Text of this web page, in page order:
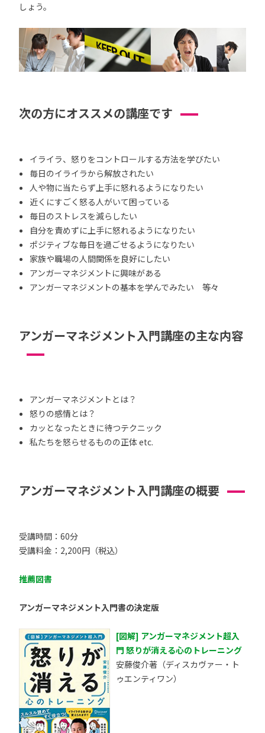
しょう。
次の方にオススメの講座です
イライラ、怒りをコントロールする方法を学びたい
毎日のイライラから解放されたい
人や物に当たらず上手に怒れるようになりたい
近くにすごく怒る人がいて困っている
毎日のストレスを減らしたい
自分を責めずに上手に怒れるようになりたい
ポジティブな毎日を過ごせるようになりたい
家族や職場の人間関係を良好にしたい
アンガーマネジメントに興味がある
アンガーマネジメントの基本を学んでみたい 等々
アンガーマネジメント入門講座の主な内容
アンガーマネジメントとは？
怒りの感情とは？
カッとなったときに待つテクニック
私たちを怒らせるものの正体 etc.
アンガーマネジメント入門講座の概要
受講時間：60分
受講料金：2,200円（税込）
推薦図書
アンガーマネジメント入門書の決定版
[図解] アンガーマネジメント超入
門 怒りが消える心のトレーニング
安藤俊介著（ディスカヴァー・ト
ゥエンティワン）